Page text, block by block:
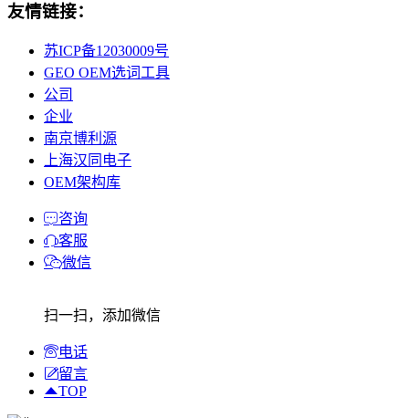
友情链接：
苏ICP备12030009号
GEO OEM选词工具
公司
企业
南京博利源
上海汉同电子
OEM架构库
咨询
客服
微信
扫一扫，添加微信
电话
留言
TOP